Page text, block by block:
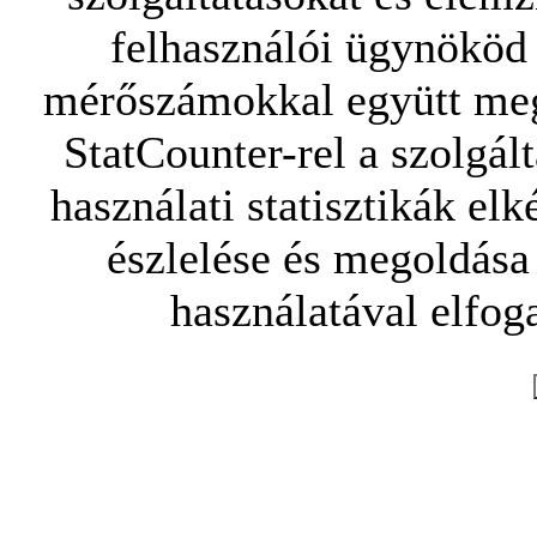
felhasználói
mérőszámokkal együtt
StatCounter-rel a
használati statisztikák
észlelése és
használatával